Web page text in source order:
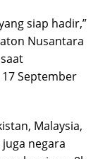
siap hadir,”
Nusantara
September
Malaysia,
negara